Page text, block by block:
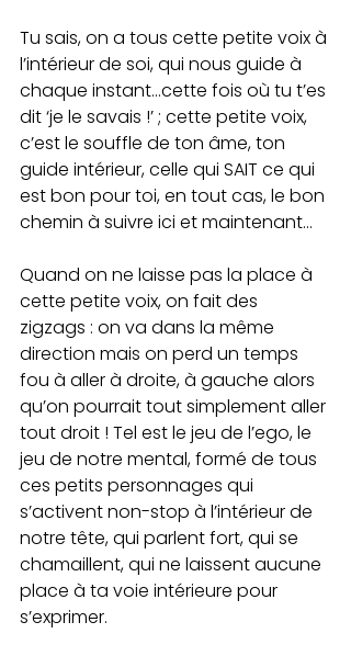
Tu sais, on a tous cette petite voix à
l’intérieur de soi, qui nous guide à
chaque instant…cette fois où tu t’es
dit ‘je le savais !’ ; cette petite voix,
c’est le souffle de ton âme, ton
guide intérieur, celle qui SAIT ce qui
est bon pour toi, en tout cas, le bon
chemin à suivre ici et maintenant…
Quand on ne laisse pas la place à
cette petite voix, on fait des
zigzags : on va dans la même
direction mais on perd un temps
fou à aller à droite, à gauche alors
qu’on pourrait tout simplement aller
tout droit ! Tel est le jeu de l’ego, le
jeu de notre mental, formé de tous
ces petits personnages qui
s’activent non-stop à l’intérieur de
notre tête, qui parlent fort, qui se
chamaillent, qui ne laissent aucune
place à ta voie intérieure pour
s’exprimer.